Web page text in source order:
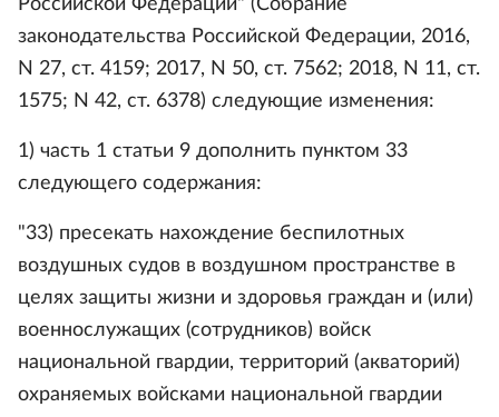
Российской Федерации" (Собрание
законодательства Российской Федерации, 2016,
N 27, ст. 4159; 2017, N 50, ст. 7562; 2018, N 11, ст.
1575; N 42, ст. 6378) следующие изменения:
1) часть 1 статьи 9 дополнить пунктом 33
следующего содержания:
"33) пресекать нахождение беспилотных
воздушных судов в воздушном пространстве в
целях защиты жизни и здоровья граждан и (или)
военнослужащих (сотрудников) войск
национальной гвардии, территорий (акваторий)
охраняемых войсками национальной гвардии